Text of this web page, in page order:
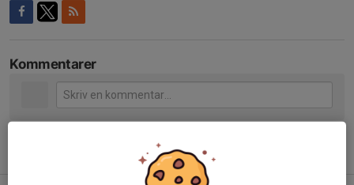
Kommentarer